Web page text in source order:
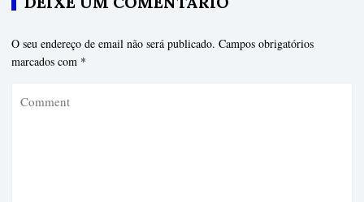
O seu endereço de email não será publicado. Campos obrigatórios
marcados com *